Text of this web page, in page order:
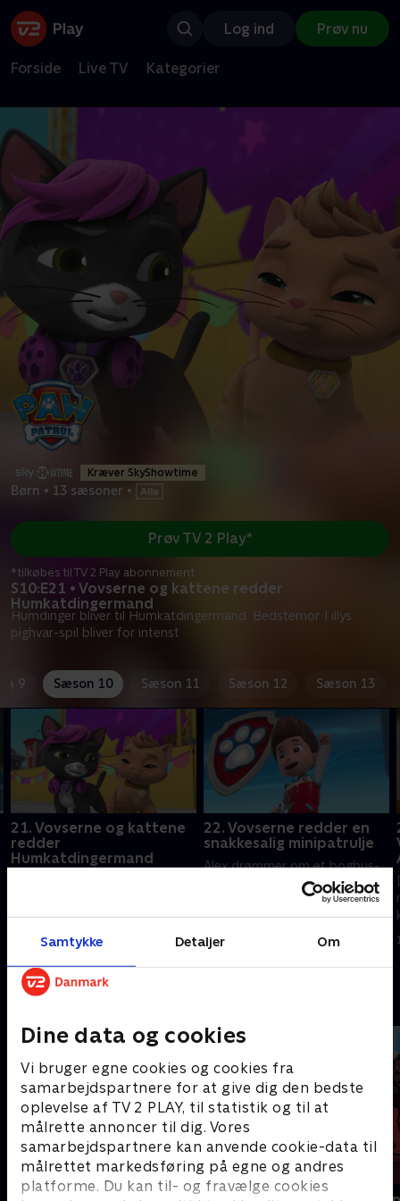
Samtykke Detaljer Om
Dine data og cookies
Vi bruger egne cookies og cookies fra
samarbejdspartnere for at give dig den bedste
oplevelse af TV 2 PLAY, til statistik og til at
målrette annoncer til dig. Vores
samarbejdspartnere kan anvende cookie-data til
målrettet markedsføring på egne og andres
platforme. Du kan til- og fravælge cookies
Log ind Prøv nu
Forside Live TV Kategorier
Kræver SkyShowtime
Børn • 13 sæsoner •
S10:E21 • Vovserne og kattene redder
Humkatdingermand
Humdinger bliver til Humkatdingermand. Bedstemor Tillys
pighvar-spil bliver for intenst
Prøv TV 2 Play*
*tilkøbes til TV 2 Play abonnement
9 Sæson 10 Sæson 11 Sæson 12 Sæson 13
21. Vovserne og kattene
redder
Humkatdingermand
Bedstemor Tillys pighvar-spil
22. Vovserne redder en
snakkesalig minipatrulje
Alex drømmer om et bogbus-
eventyr. Humdinger stjæler
"Adventure Bays historie.".
Andre så også